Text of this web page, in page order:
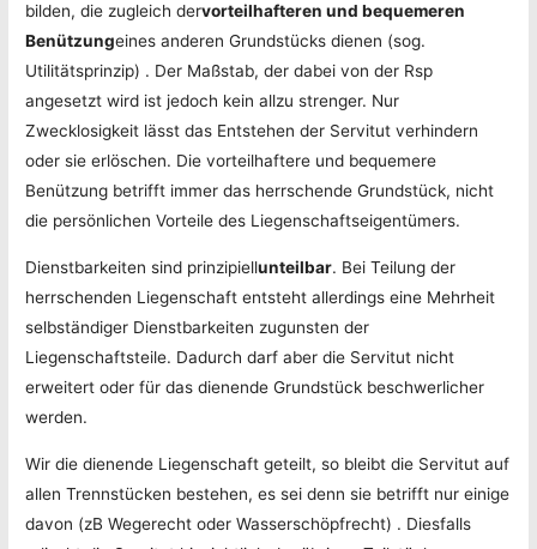
bilden, die zugleich dervorteilhafteren und bequemeren
Benützungeines anderen Grundstücks dienen (sog.
Utilitätsprinzip) . Der Maßstab, der dabei von der Rsp
angesetzt wird ist jedoch kein allzu strenger. Nur
Zwecklosigkeit lässt das Entstehen der Servitut verhindern
oder sie erlöschen. Die vorteilhaftere und bequemere
Benützung betrifft immer das herrschende Grundstück, nicht
die persönlichen Vorteile des Liegenschaftseigentümers.
Dienstbarkeiten sind prinzipiellunteilbar. Bei Teilung der
herrschenden Liegenschaft entsteht allerdings eine Mehrheit
selbständiger Dienstbarkeiten zugunsten der
Liegenschaftsteile. Dadurch darf aber die Servitut nicht
erweitert oder für das dienende Grundstück beschwerlicher
werden.
Wir die dienende Liegenschaft geteilt, so bleibt die Servitut auf
allen Trennstücken bestehen, es sei denn sie betrifft nur einige
davon (zB Wegerecht oder Wasserschöpfrecht) . Diesfalls